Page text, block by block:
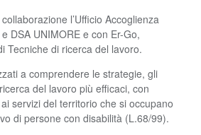
l’Ufficio Accoglienza
DSA UNIMORE e con Er-Go,
Tecniche di ricerca del lavoro.
a comprendere le strategie, gli
del lavoro più efficaci, con
servizi del territorio che si occupano
di persone con disabilità (L.68/99).